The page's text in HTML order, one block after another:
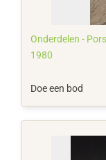
Onderdelen -
1980
Doe een bod